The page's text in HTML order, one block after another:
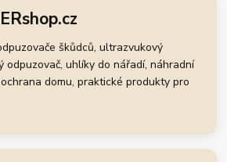
škůdců, ultrazvukový
odpuzovač, uhlíky do nářadí, náhradní
domu, praktické produkty pro